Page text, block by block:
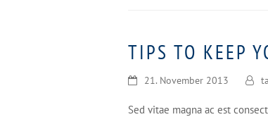
TIPS TO KEEP
21. November 2013 ta
Sed vitae magna ac est